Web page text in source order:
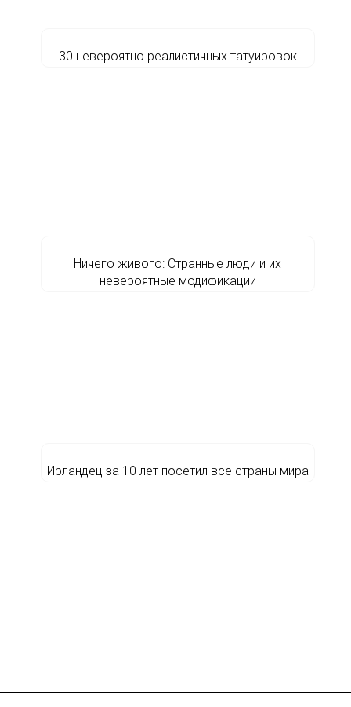
30 невероятно реалистичных татуировок
Ничего живого: Странные люди и их
невероятные модификации
Ирландец за 10 лет посетил все страны мира